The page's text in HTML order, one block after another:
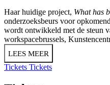
Haar huidige project, What has
onderzoeksbeurs voor
wordt ontwikkeld met de steun
workspacebrussels,
LEES MEER
Tickets Tickets